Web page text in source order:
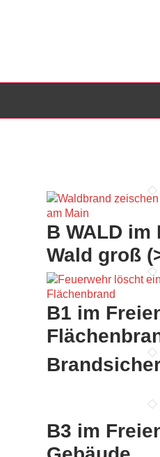
B WALD im
Wald groß
B1 im
B3 im